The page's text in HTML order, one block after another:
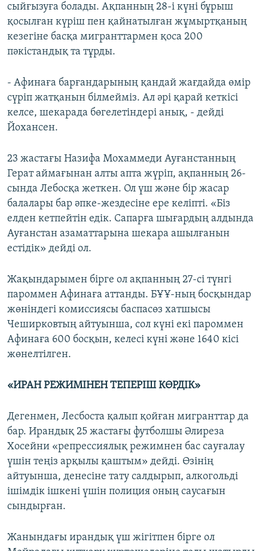
сыйғызуға болады. Ақпанның 28-і күні бұрыш
қосылған күріш пен қайнатылған жұмыртқаның
кезегіне басқа мигранттармен қоса 200
пәкістандық та тұрды.
- Афинаға барғандарының қандай жағдайда өмір
сүріп жатқанын білмейміз. Ал әрі қарай кеткісі
келсе, шекарада бөгелетіндері анық, - дейді
Йохансен.
23 жастағы Назифа Мохаммеди Ауғанстанның
Герат аймағынан алты апта жүріп, ақпанның 26-
сында Лебосқа жеткен. Ол үш және бір жасар
балалары бар әпке-жездесіне ере келіпті. «Біз
елден кетпейтін едік. Сапарға шығардың алдында
Ауғанстан азаматтарына шекара ашылғанын
естідік» дейді ол.
Жақындарымен бірге ол ақпанның 27-сі түнгі
пароммен Афинаға аттанды. БҰҰ-ның босқындар
жөніндегі комиссиясы баспасөз хатшысы
Чеширковтың айтуынша, сол күні екі пароммен
Афинаға 600 босқын, келесі күні және 1640 кісі
жөнелтілген.
«ИРАН РЕЖИМІНЕН ТЕПЕРІШ КӨРДІК»
Дегенмен, Лесбоста қалып қойған мигранттар да
бар. Ирандық 25 жастағы футболшы Әлиреза
Хосейни «репрессиялық режимнен бас сауғалау
үшін теңіз арқылы қаштым» дейді. Өзінің
айтуынша, денесіне тату салдырып, алкогольді
ішімдік ішкені үшін полиция оның саусағын
сындырған.
Жанындағы ирандық үш жігітпен бірге ол